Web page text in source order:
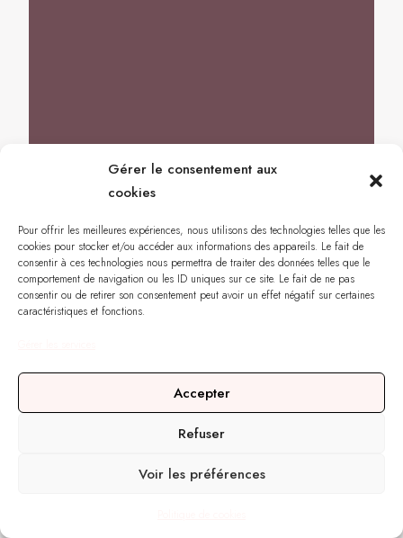
Gérer le consentement aux
cookies
Pour offrir les meilleures expériences, nous utilisons des technologies telles que les
cookies pour stocker et/ou accéder aux informations des appareils. Le fait de
consentir à ces technologies nous permettra de traiter des données telles que le
comportement de navigation ou les ID uniques sur ce site. Le fait de ne pas
consentir ou de retirer son consentement peut avoir un effet négatif sur certaines
caractéristiques et fonctions.
Accepter
Refuser
Voir les préférences
Besoin d'informations ?